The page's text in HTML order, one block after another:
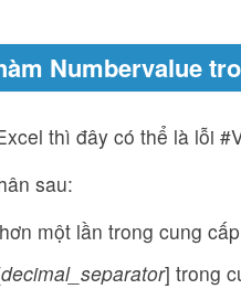
Numbervalue
thì đây có thể là lỗi
sau:
một lần trong cung
decimal_separator] trong